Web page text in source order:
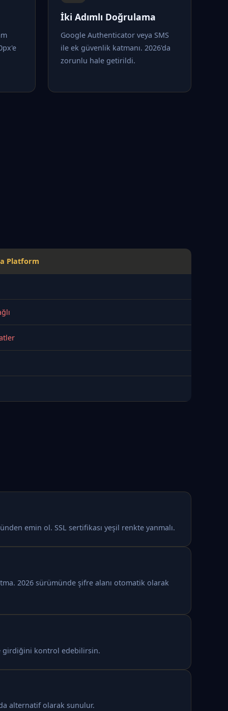
İki Adımlı Doğrulama
Google Authenticator veya SMS
ile ek güvenlik katmanı. 2026'da
zorunlu hale getirildi.
Platform
emin ol. SSL sertifikası yeşil renkte yanmalı.
2026 sürümünde şifre alanı otomatik olarak
girdiğini kontrol edebilirsin.
alternatif olarak sunulur.